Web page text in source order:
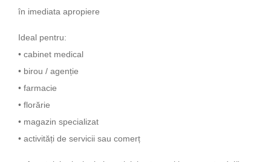
în imediata apropiere
Ideal pentru:
• cabinet medical
• birou / agenție
• farmacie
• florărie
• magazin specializat
• activități de servicii sau comerț